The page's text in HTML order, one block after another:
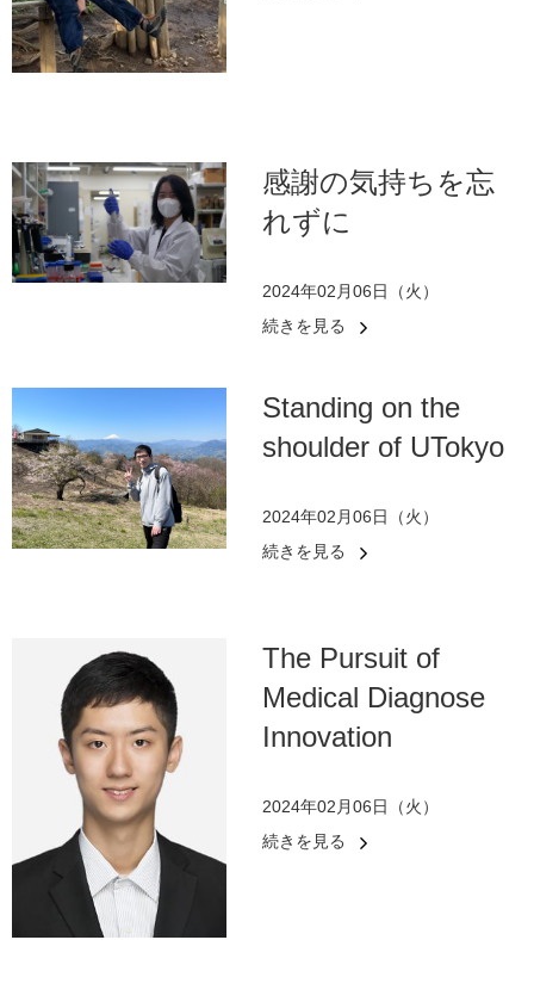
感謝の気持ちを忘
れずに
2024年02月06日（火）
続きを見る
Standing on the
shoulder of UTokyo
2024年02月06日（火）
続きを見る
The Pursuit of
Medical Diagnose
Innovation
2024年02月06日（火）
続きを見る